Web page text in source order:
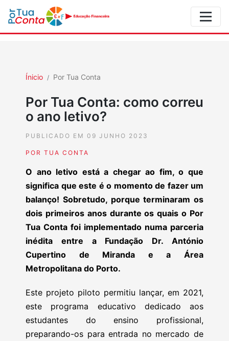
Ínicio Por Tua Conta
Por Tua Conta: como correu
o ano letivo?
PUBLICADO EM 09 JUNHO 2023
POR TUA CONTA
O ano letivo está a chegar ao fim, o que
significa que este é o momento de fazer um
balanço! Sobretudo, porque terminaram os
dois primeiros anos durante os quais o Por
Tua Conta foi implementado numa parceria
inédita entre a Fundação Dr. António
Cupertino de Miranda e a Área
Metropolitana do Porto.
Este projeto piloto permitiu lançar, em 2021,
este programa educativo dedicado aos
estudantes do ensino profissional,
preparando-os para entrada no mercado de